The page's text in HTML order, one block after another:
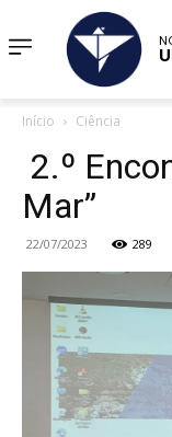
Início Ciência
2.º
Mar”
22/07/2023 289